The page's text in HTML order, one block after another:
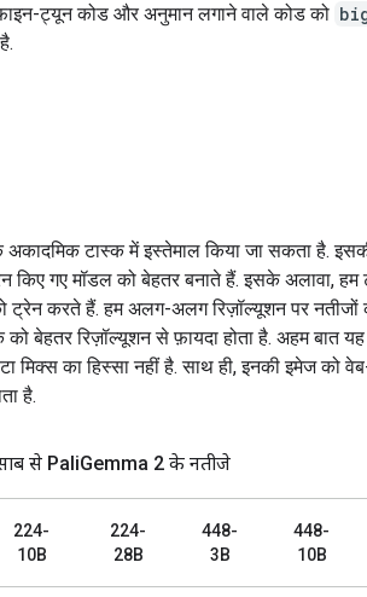
ट्यून कोड और अनुमान लगाने वाले कोड को
टास्क में इस्तेमाल किया जा सकता है.
गए मॉडल को बेहतर बनाते हैं. इसके अलावा, हम
करते हैं. हम अलग-अलग रिज़ॉल्यूशन पर नतीजों
बेहतर रिज़ॉल्यूशन से फ़ायदा होता है. अहम बात
मिक्स का हिस्सा नहीं है. साथ ही, इनकी इमेज को
है.
से PaliGemma 2 के नतीजे
224-
10B
224-
28B
448-
3B
448-
10B